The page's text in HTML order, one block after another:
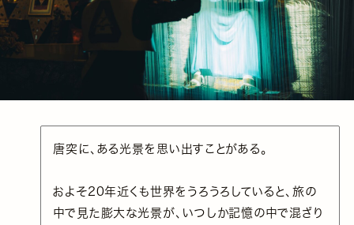
唐突に、ある光景を思い出すことがある。
およそ20年近くも世界をうろうろしていると、旅の
中で見た膨大な光景が、いつしか記憶の中で混ざり